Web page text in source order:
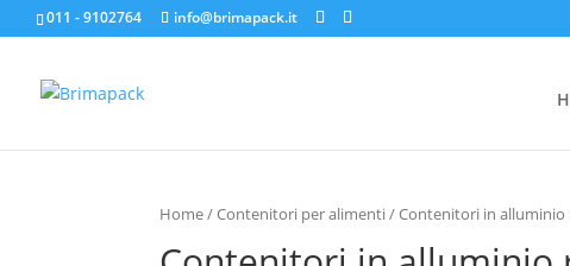
011 - 9102764 info@brimapack.it
Home/Contenitori per alimenti/ Contenitori in